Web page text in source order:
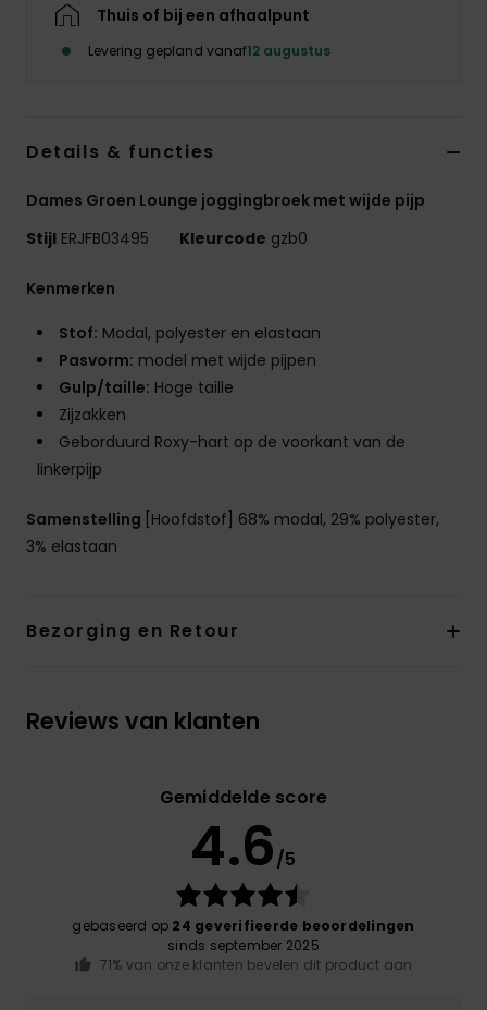
Fitness
Thuis of bij een afhaalpunt
Levering gepland vanaf12 augustus
Details & functies
Dames Groen Lounge joggingbroek met wijde pijp
Stijl ERJFB03495 Kleurcode gzb0
Kenmerken
Stof: Modal, polyester en elastaan
Pasvorm: model met wijde pijpen
Gulp/taille: Hoge taille
Zijzakken
Geborduurd Roxy-hart op de voorkant van de
linkerpijp
Samenstelling [Hoofdstof] 68% modal, 29% polyester,
3% elastaan
Bezorging en Retour
Reviews van klanten
Gemiddelde score
4.6/5
gebaseerd op 24 geverifieerde beoordelingen
sinds september 2025
71% van onze klanten bevelen dit product aan